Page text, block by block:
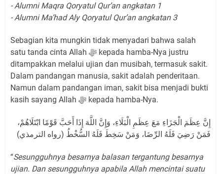
- Alumni Maqra Qoryatul Qur’an angkatan 1
- Alumni Ma’had Aly Qoryatul Qur’an angkatan 3
Sebagian kita mungkin tidak menyadari bahwa salah
satu tanda cinta Allah ﷻ kepada hamba-Nya justru
ditampakkan melalui ujian dan musibah, termasuk sakit.
Dalam pandangan manusia, sakit adalah penderitaan.
Namun dalam pandangan iman, sakit bisa menjadi bukti
kasih sayang Allah ﷻ kepada hamba-Nya.
إِنَّ عِظَمَ الْجَزَاءِ مَعَ عِظَمِ الْبَلَاءِ، وَإِنَّ اللَّهَ إِذَا أَحَبَّ قَوْمًا ابْتَلَاهُمْ،
فَمَنْ رَضِيَ فَلَهُ الرِّضَا، وَمَنْ سَخِطَ فَلَهُ السُّخْطُ (رواه الترمذي)
“Sesungguhnya besarnya balasan tergantung besarnya
ujian. Dan sesungguhnya apabila Allah mencintai suatu